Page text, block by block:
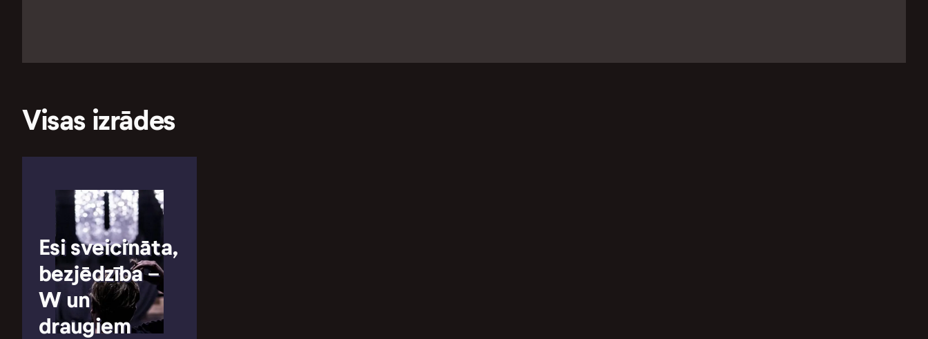
Visas izrādes
Esi sveicināta,
bezjēdzība -
W un
draugiem